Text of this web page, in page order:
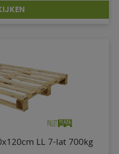
DETAILS
LL 7-lat 700kg